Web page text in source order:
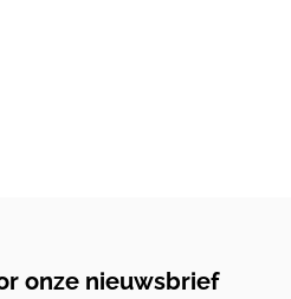
onze nieuwsbrief